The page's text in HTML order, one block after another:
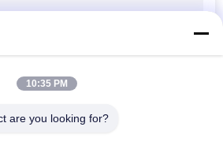
मशीन
41
10:35 PM
are you looking for?